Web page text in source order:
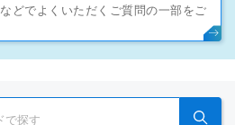
どでよくいただくご質問の一部をご